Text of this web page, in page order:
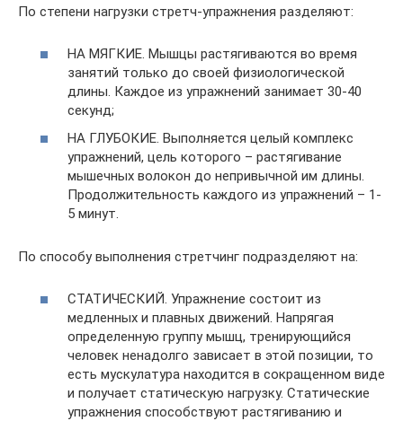
По степени нагрузки стретч-упражнения разделяют:
НА МЯГКИЕ. Мышцы растягиваются во время
занятий только до своей физиологической
длины. Каждое из упражнений занимает 30-40
секунд;
НА ГЛУБОКИЕ. Выполняется целый комплекс
упражнений, цель которого – растягивание
мышечных волокон до непривычной им длины.
Продолжительность каждого из упражнений – 1-
5 минут.
По способу выполнения стретчинг подразделяют на:
СТАТИЧЕСКИЙ. Упражнение состоит из
медленных и плавных движений. Напрягая
определенную группу мышц, тренирующийся
человек ненадолго зависает в этой позиции, то
есть мускулатура находится в сокращенном виде
и получает статическую нагрузку. Статические
упражнения способствуют растягиванию и